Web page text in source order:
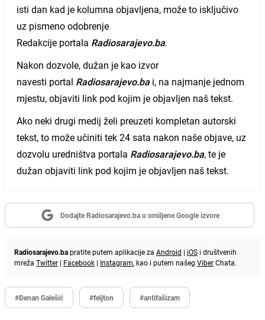
isti dan kad je kolumna objavljena, može to isključivo
uz pismeno odobrenje
Redakcije portala Radiosarajevo.ba.
Nakon dozvole, dužan je kao izvor
navesti portal Radiosarajevo.bai, na najmanje jednom
mjestu, objaviti link pod kojim je objavljen naš tekst.
Ako neki drugi medij želi preuzeti kompletan autorski
tekst, to može učiniti tek 24 sata nakon naše objave, uz
dozvolu uredništva portala Radiosarajevo.ba, te je
dužan objaviti link pod kojim je objavljen naš tekst.
Dodajte Radiosarajevo.ba u omiljene Google izvore
Radiosarajevo.bapratite putem aplikacije za Android | iOS i društvenih
mreža Twitter | Facebook | Instagram, kao i putem našeg ViberChata.
#Đenan Galešić #feljton #antifašizam